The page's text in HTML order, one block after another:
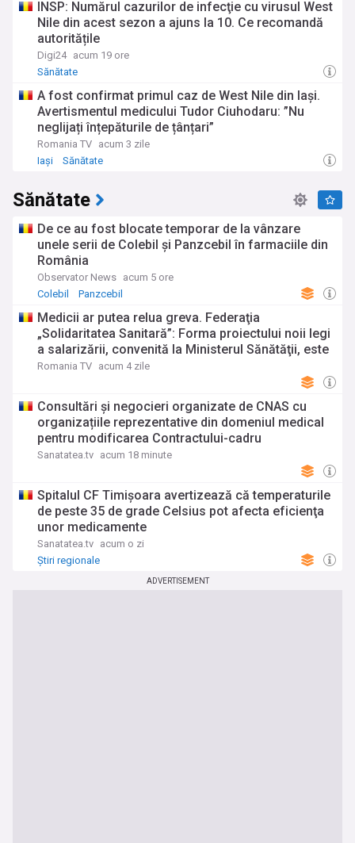
INSP: Numărul cazurilor de infecţie cu virusul West
Nile din acest sezon a ajuns la 10. Ce recomandă
autoritățile
Digi24 acum 19 ore
Sănătate
A fost confirmat primul caz de West Nile din Iași.
Avertismentul medicului Tudor Ciuhodaru: ”Nu
neglijați înțepăturile de țânțari”
Romania TV acum 3 zile
Iași
Sănătate
Sănătate
De ce au fost blocate temporar de la vânzare
unele serii de Colebil și Panzcebil în farmaciile din
România
Observator News acum 5 ore
Colebil
Panzcebil
Medicii ar putea relua greva. Federaţia
„Solidaritatea Sanitară”: Forma proiectului noii legi
a salarizării, convenită la Ministerul Sănătăţii, este
pragul minim pentru o lege acceptabilă. Refuzul de
a transpune fidel soluţiile comune ar însemna
Romania TV acum 4 zile
Consultări și negocieri organizate de CNAS cu
organizațiile reprezentative din domeniul medical
pentru modificarea Contractului-cadru
Sanatatea.tv acum 18 minute
Spitalul CF Timişoara avertizează că temperaturile
de peste 35 de grade Celsius pot afecta eficienţa
unor medicamente
Sanatatea.tv acum o zi
Știri regionale
ADVERTISEMENT